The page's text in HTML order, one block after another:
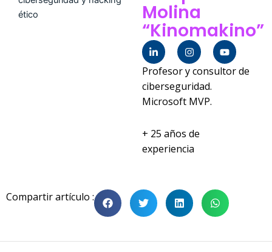
Molina
“Kinomakino”
L
i
n
k
e
d
i
i
I
n
s
t
a
g
r
Y
o
u
t
Profesor y consultor de
ciberseguridad.
Microsoft MVP.
+ 25 años de
experiencia
Compartir artículo :